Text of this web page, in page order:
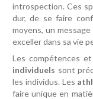
introspection. Ces
dur, de se faire
moyens, un
exceller dans sa vie
Les compétences
individuels sont
les individus. Les
faire unique en